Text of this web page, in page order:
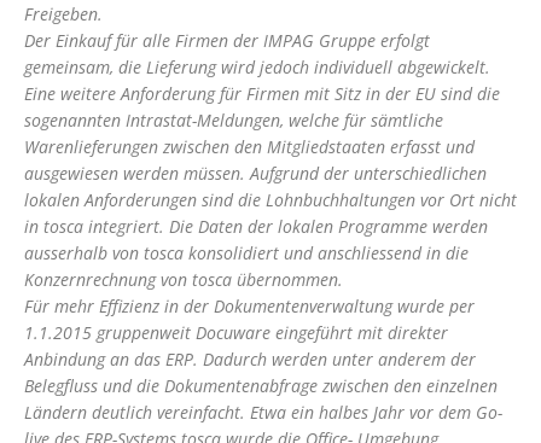
Freigeben.
Der Einkauf für alle Firmen der IMPAG Gruppe erfolgt
gemeinsam, die Lieferung wird jedoch individuell abgewickelt.
Eine weitere Anforderung für Firmen mit Sitz in der EU sind die
sogenannten Intrastat-Meldungen, welche für sämtliche
Warenlieferungen zwischen den Mitgliedstaaten erfasst und
ausgewiesen werden müssen. Aufgrund der unterschiedlichen
lokalen Anforderungen sind die Lohnbuchhaltungen vor Ort nicht
in tosca integriert. Die Daten der lokalen Programme werden
ausserhalb von tosca konsolidiert und anschliessend in die
Konzernrechnung von tosca übernommen.
Für mehr Effizienz in der Dokumentenverwaltung wurde per
1.1.2015 gruppenweit Docuware eingeführt mit direkter
Anbindung an das ERP. Dadurch werden unter anderem der
Belegfluss und die Dokumentenabfrage zwischen den einzelnen
Ländern deutlich vereinfacht. Etwa ein halbes Jahr vor dem Go-